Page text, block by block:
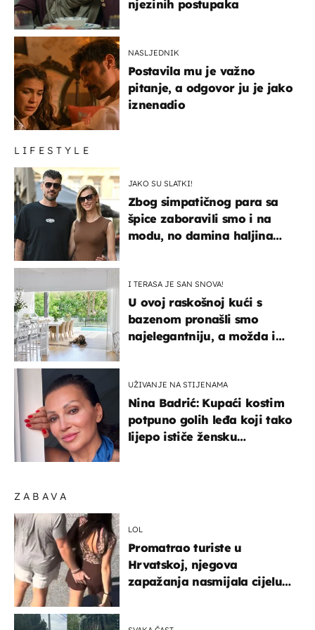
ZABAVA
LOL
Promatrao turiste u
Hrvatskoj, njegova
zapažanja nasmijala cijelu
njezinih postupaka
NASLJEDNIK
Postavila mu je važno
pitanje, a odgovor ju je jako
iznenadio
LIFESTYLE
JAKO SU SLATKI!
Zbog simpatičnog para sa
špice zaboravili smo i na
modu, no damina haljina
I TERASA JE SAN SNOVA!
U ovoj raskošnoj kući s
bazenom pronašli smo
najelegantniju, a možda i
UŽIVANJE NA STIJENAMA
Nina Badrić: Kupaći kostim
potpuno golih leđa koji tako
lijepo ističe žensku